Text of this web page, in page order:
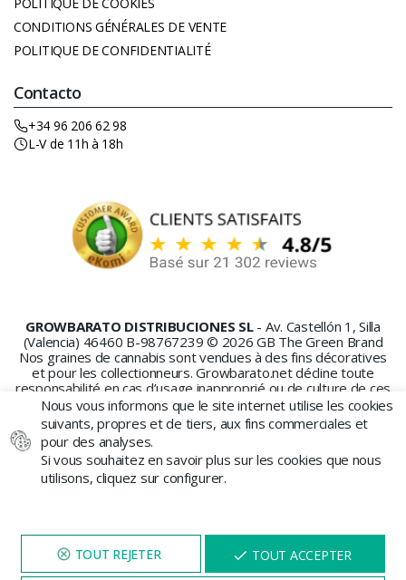
POLITIQUE DE COOKIES
CONDITIONS GÉNÉRALES DE VENTE
POLITIQUE DE CONFIDENTIALITÉ
Contacto
+34 96 206 62 98
L-V de 11h à 18h
GROWBARATO DISTRIBUCIONES SL - Av. Castellón 1, Silla
(Valencia) 46460 B-98767239 © 2026 GB The Green Brand
Nos graines de cannabis sont vendues à des fins décoratives
et pour les collectionneurs. Growbarato.net décline toute
responsabilité en cas d’usage inapproprié ou de culture de ces
graines.
Nous vous informons que le site internet utilise les cookies
suivants, propres et de tiers, aux fins commerciales et
pour des analyses.
Si vous souhaitez en savoir plus sur les cookies que nous
utilisons, cliquez sur configurer.
TOUT ACCEPTER
NAVIGUEZ SUR NOTRE SITE
PENDANT 5 MINUTES ET UNE